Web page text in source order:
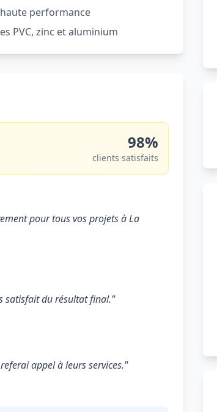
performance
PVC, zinc et aluminium
98%
clients satisfaits
pour tous vos projets à La
satisfait du résultat final."
appel à leurs services."